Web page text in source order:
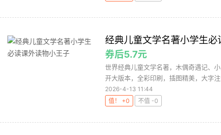
经典儿童文学名著小学生
券后5.7元
世界经典儿童文学名著，木偶奇遇记、
开大版本，全彩印刷，插图精美，大字
2026-4-13 11:44
值！ +0
不值 -0